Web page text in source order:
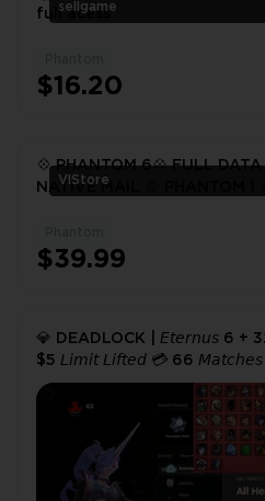
sellgame
full acess
$16.20
VlStore
💠 PHANTOM 6💠 FULL DATA
NATIVE MAIL 💠 PHANTOM 1
$39.99
💎 DEADLOCK | 𝘌𝘵𝘦𝘳𝘯𝘶𝘴 6 +
$5 𝘓𝘪𝘮𝘪𝘵 𝘓𝘪𝘧𝘵𝘦𝘥 💳 66